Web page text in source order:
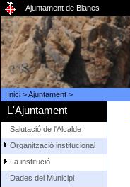
Ajuntament de Blanes
Inici>Ajuntament>
L'Ajuntament
Salutació de l'Alcalde
Organització institucional
La institució
Dades del Municipi